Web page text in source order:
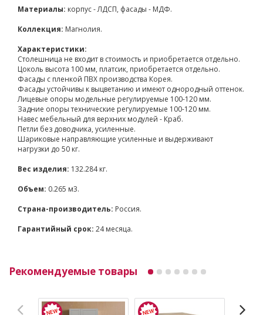
Материалы: корпус - ЛДСП, фасады - МДФ.
Коллекция: Магнолия.
Характеристики:
Столешница не входит в стоимость и приобретается отдельно.
Цоколь высота 100 мм, платсик, приобретается отдельно.
Фасады с пленкой ПВХ производства Корея.
Фасады устойчивы к выцветанию и имеют однородный оттенок.
Лицевые опоры модельные регулируемые 100-120 мм.
Задние опоры технические регулируемые 100-120 мм.
Навес мебельный для верхних модулей - Краб.
Петли без доводчика, усиленные.
Шариковые направляющие усиленные и выдерживают
нагрузки до 50 кг.
Вес изделия: 132.284 кг.
Объем: 0.265 м3.
Страна-производитель: Россия.
Гарантийный срок: 24 месяца.
Рекомендуемые товары